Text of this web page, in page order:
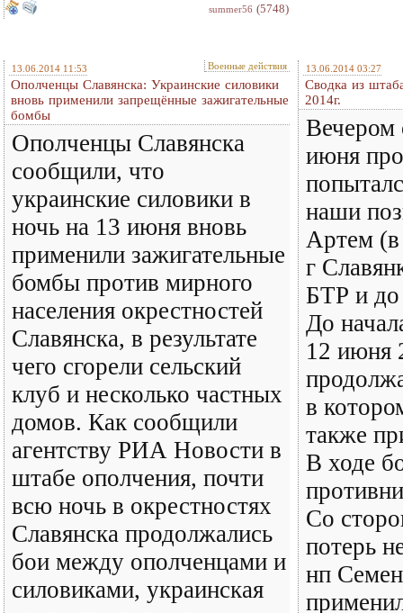
summer56 (5748)
13.06.2014 11:53 Военные действия
Ополченцы Славянска: Украинские силовики
вновь применили запрещённые зажигательные
бомбы
Ополченцы Славянска
сообщили, что
украинские силовики в
ночь на 13 июня вновь
применили зажигательные
бомбы против мирного
населения окрестностей
Славянска, в результате
чего сгорели сельский
клуб и несколько частных
домов. Как сообщили
агентству РИА Новости в
штабе ополчения, почти
всю ночь в окрестностях
Славянска продолжались
бои между ополченцами и
силовиками, украинская
13.06.2014 03:27
Сводка из
2014г.
Вечером
июня
наши
Артем (в
г
БТР и до
До
12 июня
в
также
В ходе
Со
потерь
нп